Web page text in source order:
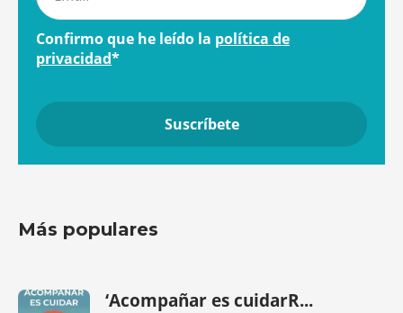
Confirmo que he leído la política de
privacidad*
Más populares
‘Acompañar es cuidarR...